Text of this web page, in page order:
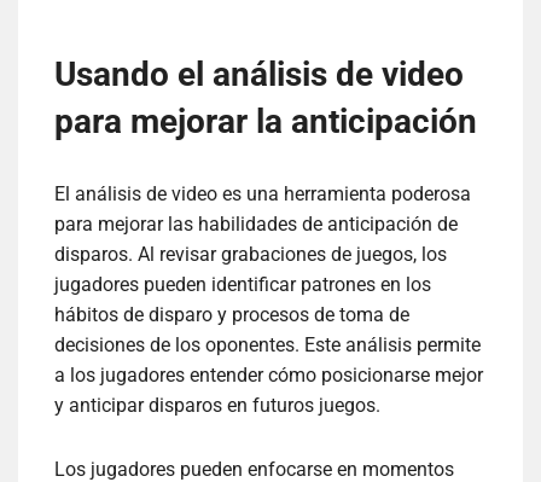
Usando el análisis de video
para mejorar la anticipación
El análisis de video es una herramienta poderosa
para mejorar las habilidades de anticipación de
disparos. Al revisar grabaciones de juegos, los
jugadores pueden identificar patrones en los
hábitos de disparo y procesos de toma de
decisiones de los oponentes. Este análisis permite
a los jugadores entender cómo posicionarse mejor
y anticipar disparos en futuros juegos.
Los jugadores pueden enfocarse en momentos